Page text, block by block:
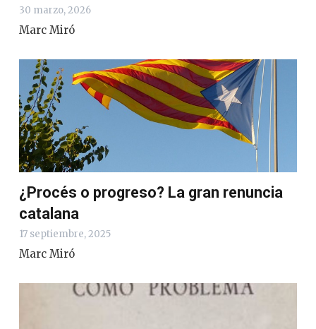
30 marzo, 2026
Marc Miró
¿Procés o progreso? La gran renuncia
catalana
17 septiembre, 2025
Marc Miró